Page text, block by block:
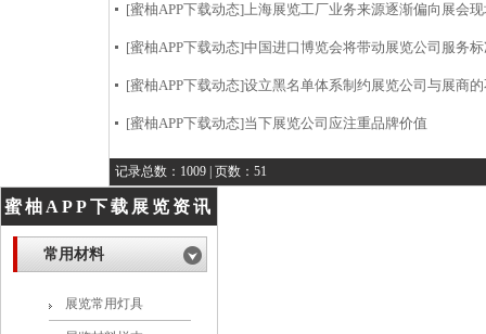
[蜜柚APP下载动态]上海展览工厂业务来源逐渐偏向展会
[蜜柚APP下载动态]中国进口博览会将带动展览公司服务
[蜜柚APP下载动态]设立黑名单体系制约展览公司与展商
[蜜柚APP下载动态]当下展览公司应注重品牌价值
记录总数：1009 | 页数：51
蜜柚APP下载展览资讯
常用材料
展览常用灯具